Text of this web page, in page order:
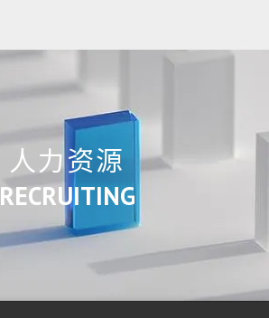
人力资源
RECRUITING